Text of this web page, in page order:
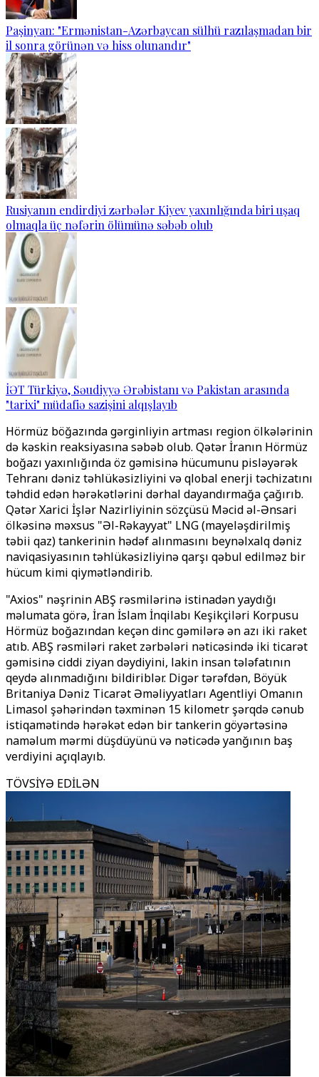
Paşinyan: "Ermənistan-Azərbaycan sülhü razılaşmadan bir
il sonra görünən və hiss olunandır"
Rusiyanın endirdiyi zərbələr Kiyev yaxınlığında biri uşaq
olmaqla üç nəfərin ölümünə səbəb olub
İƏT Türkiyə, Səudiyyə Ərəbistanı və Pakistan arasında
"tarixi" müdafiə sazişini alqışlayıb
Hörmüz böğazında gərginliyin artması region ölkələrinin
də kəskin reaksiyasına səbəb olub. Qətər İranın Hörmüz
boğazı yaxınlığında öz gəmisinə hücumunu pisləyərək
Tehranı dəniz təhlükəsizliyini və qlobal enerji təchizatını
təhdid edən hərəkətlərini dərhal dayandırmağa çağırıb.
Qətər Xarici İşlər Nazirliyinin sözçüsü Məcid əl-Ənsari
ölkəsinə məxsus "Əl-Rəkayyat" LNG (mayeləşdirilmiş
təbii qaz) tankerinin hədəf alınmasını beynəlxalq dəniz
naviqasiyasının təhlükəsizliyinə qarşı qəbul edilməz bir
hücum kimi qiymətləndirib.
"Axios" nəşrinin ABŞ rəsmilərinə istinadən yaydığı
məlumata görə, İran İslam İnqilabı Keşikçiləri Korpusu
Hörmüz boğazından keçən dinc gəmilərə ən azı iki raket
atıb. ABŞ rəsmiləri raket zərbələri nəticəsində iki ticarət
gəmisinə ciddi ziyan dəydiyini, lakin insan tələfatının
qeydə alınmadığını bildiriblər. Digər tərəfdən, Böyük
Britaniya Dəniz Ticarət Əməliyyatları Agentliyi Omanın
Limasol şəhərindən təxminən 15 kilometr şərqdə cənub
istiqamətində hərəkət edən bir tankerin göyərtəsinə
naməlum mərmi düşdüyünü və nəticədə yanğının baş
verdiyini açıqlayıb.
TÖVSİYƏ EDİLƏN